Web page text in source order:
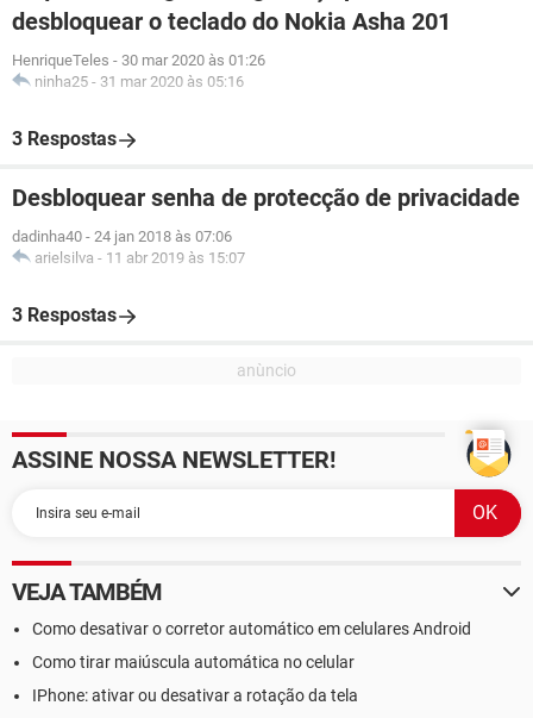
desbloquear o teclado do Nokia Asha 201
HenriqueTeles - 30 mar 2020 às 01:26
ninha25 - 31 mar 2020 às 05:16
3 Respostas
Desbloquear senha de protecção de privacidade
dadinha40 - 24 jan 2018 às 07:06
arielsilva - 11 abr 2019 às 15:07
3 Respostas
ASSINE NOSSA NEWSLETTER!
VEJA TAMBÉM
Como desativar o corretor automático em celulares Android
Como tirar maiúscula automática no celular
IPhone: ativar ou desativar a rotação da tela